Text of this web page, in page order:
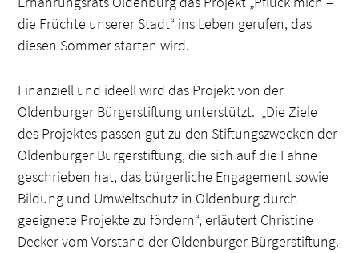
die Früchte unserer Stadt“ ins Leben gerufen, das
diesen Sommer starten wird.
Finanziell und ideell wird das Projekt von der
Oldenburger Bürgerstiftung unterstützt. „Die Ziele
des Projektes passen gut zu den Stiftungszwecken der
Oldenburger Bürgerstiftung, die sich auf die Fahne
geschrieben hat, das bürgerliche Engagement sowie
Bildung und Umweltschutz in Oldenburg durch
geeignete Projekte zu fördern“, erläutert Christine
Decker vom Vorstand der Oldenburger Bürgerstiftung.